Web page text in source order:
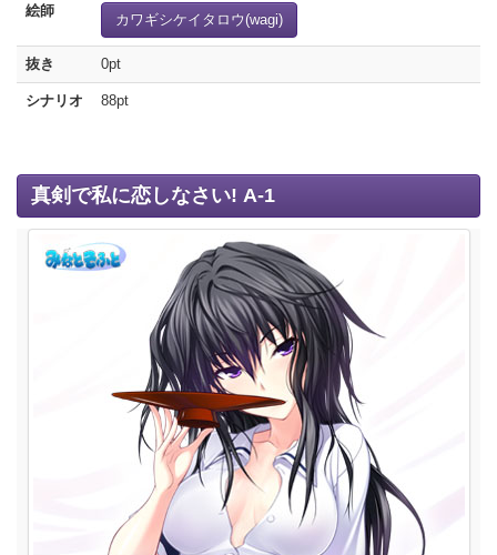
絵師
カワギシケイタロウ(wagi)
抜き 0pt
シナリオ 88pt
真剣で私に恋しなさい! A-1